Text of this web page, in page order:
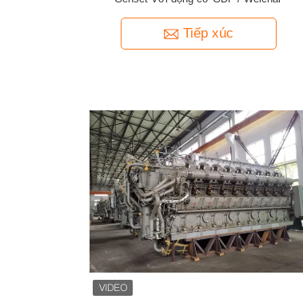
Tiếp xúc